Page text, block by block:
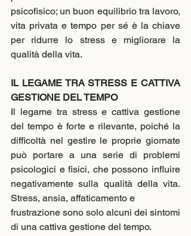
psicofisico; un buon equilibrio tra lavoro,
vita privata e tempo per sé è la chiave
per ridurre lo stress e migliorare la
qualità della vita.
IL LEGAME TRA STRESS E CATTIVA
GESTIONE DEL TEMPO
Il legame tra stress e cattiva gestione
del tempo è forte e rilevante, poiché la
difficoltà nel gestire le proprie giornate
può portare a una serie di problemi
psicologici e fisici, che possono influire
negativamente sulla qualità della vita.
Stress, ansia, affaticamento e
frustrazione sono solo alcuni dei sintomi
di una cattiva gestione del tempo.